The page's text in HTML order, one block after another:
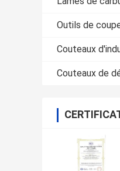
Outils de
Couteaux
Couteaux de